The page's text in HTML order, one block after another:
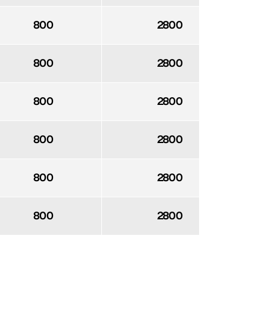
800 2800
800 2800
800 2800
800 2800
800 2800
800 2800